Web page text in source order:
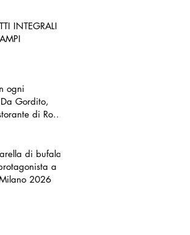
INTEGRALI
ogni
Gordito,
di Roma
di bufala
a
2026